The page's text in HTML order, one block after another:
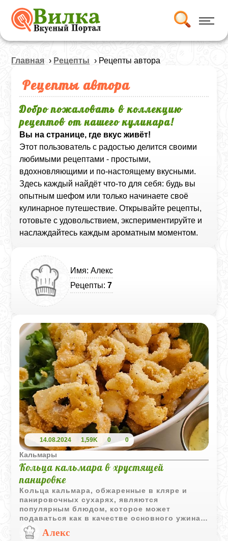
Главная › Рецепты › Рецепты автора
Рецепты автора
Добро пожаловать в коллекцию
рецептов от нашего кулинара!
Вы на странице, где вкус живёт!
Этот пользователь с радостью делится своими
любимыми рецептами - простыми,
вдохновляющими и по-настоящему вкусными.
Здесь каждый найдёт что-то для себя: будь вы
опытным шефом или только начинаете своё
кулинарное путешествие. Открывайте рецепты,
готовьте с удовольствием, экспериментируйте и
наслаждайтесь каждым ароматным моментом.
Имя: Алекс
Рецепты:7
14.08.2024 1,59K 0 0
Кальмары
Кольца кальмара в хрустящей
панировке
Кольца кальмара, обжаренные в кляре и
панировочных сухарях, являются
популярным блюдом, которое может
подаваться как в качестве основного ужина,
так и в виде закуски к пиву. Имеется
множество рецептов, приготовления
Алекс